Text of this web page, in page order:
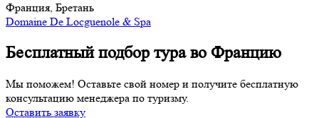
Франция, Бретань
Domaine De Locguenole & Spa
Бесплатный подбор тура во Францию
Мы поможем! Оставьте свой номер и получите бесплатную
консультацию менеджера по туризму.
Оставить заявку